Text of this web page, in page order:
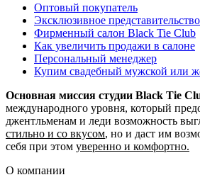
Оптовый покупатель
Эксклюзивное представительство
Фирменный салон Black Tie Club
Как увеличить продажи в салоне
Персональный менеджер
Купим свадебный мужской или
Основная миссия студии Black Tie
международного уровня, который
джентльменам и леди возможность
стильно и со вкусом, но и даст им
себя при этом уверенно и комфортно.
О компании